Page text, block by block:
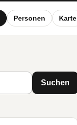
Personen Karte
Suchen